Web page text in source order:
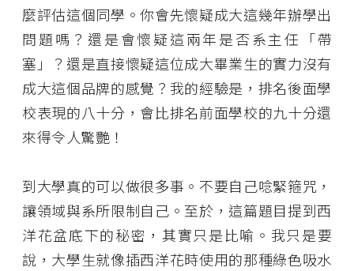
麼評估這個同學。你會先懷疑成大這幾年辦學出
問題嗎？還是會懷疑這兩年是否系主任「帶
塞」？還是直接懷疑這位成大畢業生的實力沒有
成大這個品牌的感覺？我的經驗是，排名後面學
校表現的八十分，會比排名前面學校的九十分還
來得令人驚艷！
到大學真的可以做很多事。不要自己唸緊箍咒，
讓領域與系所限制自己。至於，這篇題目提到西
洋花盆底下的秘密，其實只是比喻。我只是要
說，大學生就像插西洋花時使用的那種綠色吸水